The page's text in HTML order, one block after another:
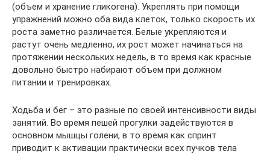
(объем и хранение гликогена). Укреплять при помощи
упражнений можно оба вида клеток, только скорость их
роста заметно различается. Белые укрепляются и
растут очень медленно, их рост может начинаться на
протяжении нескольких недель, в то время как красные
довольно быстро набирают объем при должном
питании и тренировках.
Ходьба и бег – это разные по своей интенсивности виды
занятий. Во время пешей прогулки задействуются в
основном мышцы голени, в то время как спринт
приводит к активации практически всех пучков тела